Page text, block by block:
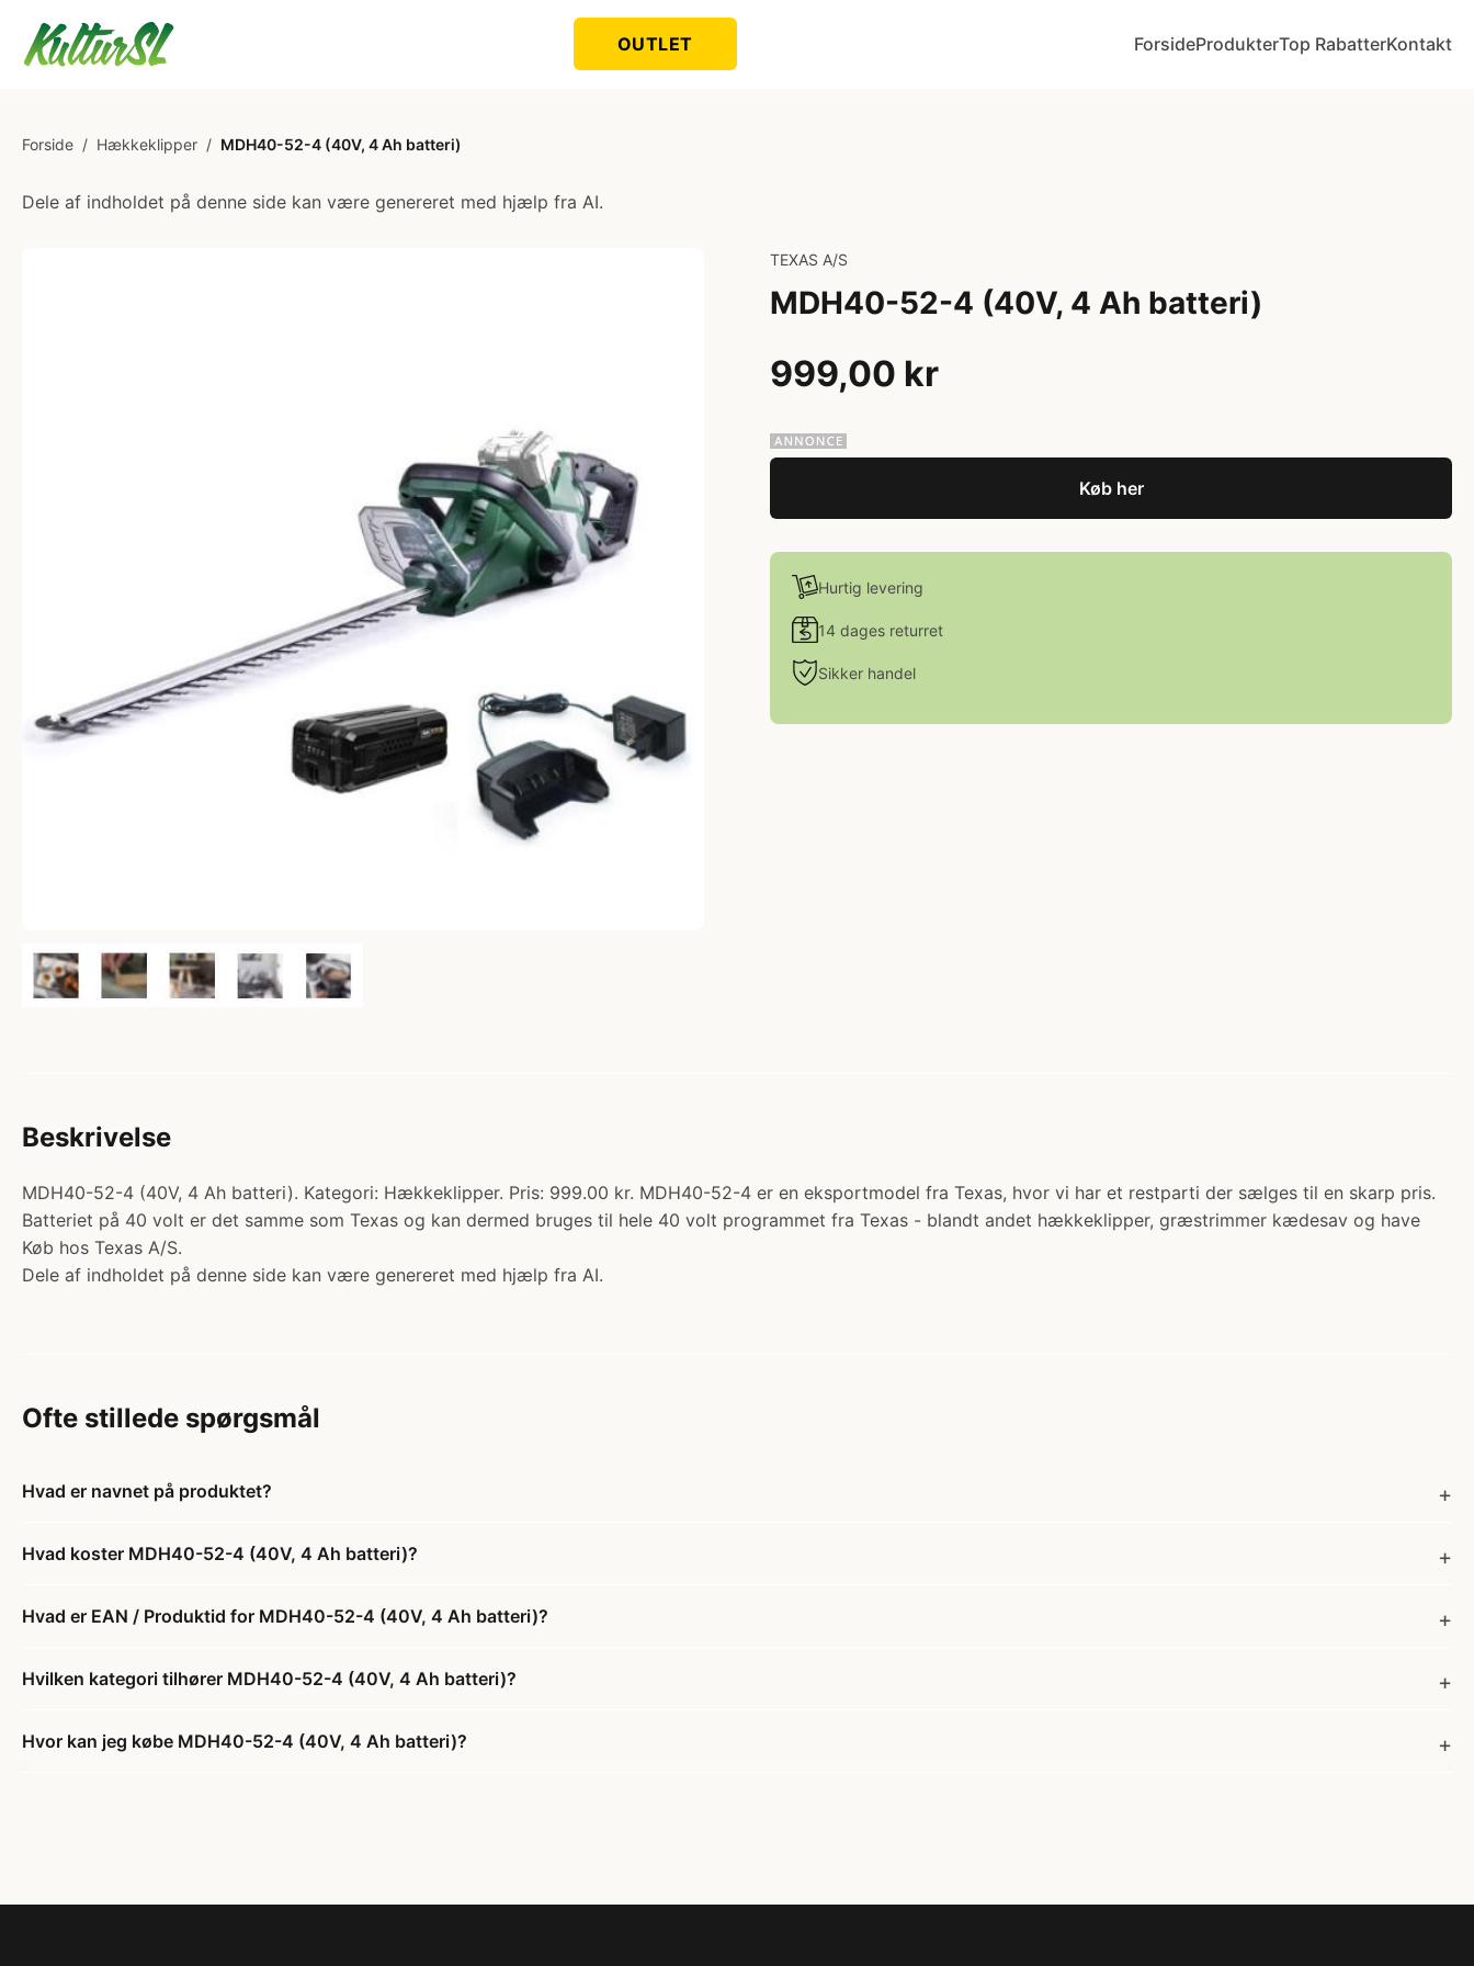
OUTLET ForsideProdukterTop RabatterKontakt
Forside / Hækkeklipper / MDH40-52-4 (40V, 4 Ah batteri)
Dele af indholdet på denne side kan være genereret med hjælp fra AI.
TEXAS A/S
MDH40-52-4 (40V, 4 Ah batteri)
999,00 kr
Køb her
Hurtig levering
14 dages returret
Sikker handel
Beskrivelse
MDH40-52-4 (40V, 4 Ah batteri). Kategori: Hækkeklipper. Pris: 999.00 kr. MDH40-52-4 er en eksportmodel fra Texas, hvor vi har et restparti der sælges til en skarp pris.
Batteriet på 40 volt er det samme som Texas og kan dermed bruges til hele 40 volt programmet fra Texas - blandt andet hækkeklipper, græstrimmer kædesav og have
Køb hos Texas A/S.
Dele af indholdet på denne side kan være genereret med hjælp fra AI.
Ofte stillede spørgsmål
Hvad er navnet på produktet?
Hvad koster MDH40-52-4 (40V, 4 Ah batteri)?
Hvad er EAN / Produktid for MDH40-52-4 (40V, 4 Ah batteri)?
Hvilken kategori tilhører MDH40-52-4 (40V, 4 Ah batteri)?
Hvor kan jeg købe MDH40-52-4 (40V, 4 Ah batteri)?